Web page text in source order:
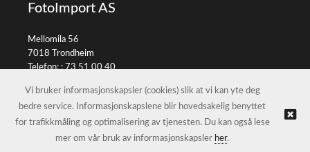
FotoImport AS
Mellomila 56
7018 Trondheim
Telefon: :73 51 00 40
© FotoImport AS | Nettbutikk levert av Kréatif
Vi bruker informasjonskapsler (cookies) slik at vi kan yte deg
bedre service. Informasjonskapslene blir hovedsakelig benyttet
for trafikkmåling og optimalisering av tjenesten. Du kan også lese
mer om vår bruk av informasjonskapsler her.